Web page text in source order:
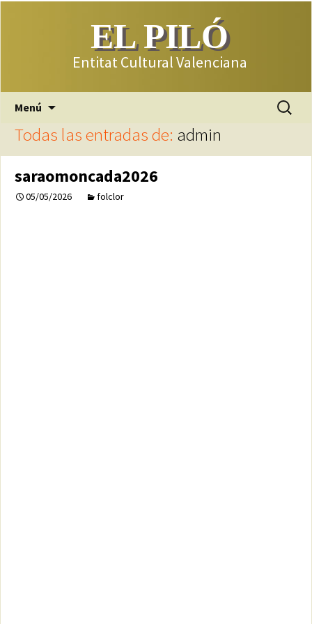
EL PILÓ
Entitat Cultural Valenciana
Menú
contenido
Buscar:
Todas las entradas de: admin
saraomoncada2026
05/05/2026 folclor